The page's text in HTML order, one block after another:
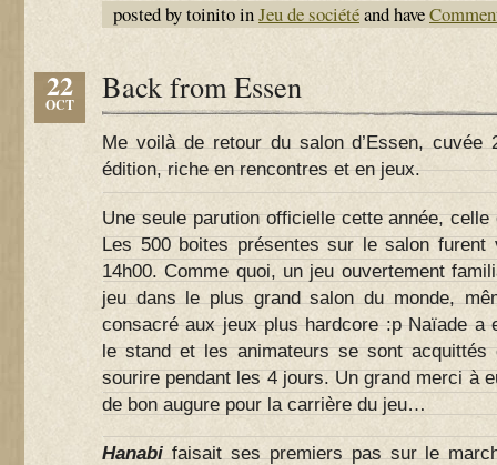
posted by toinito inJeu de sociétéand have
22
OCT Back from Essen
Me voilà de retour du salon d’Essen, cuvée
édition, riche en rencontres et en jeux.
Une seule parution officielle cette année,
Les 500 boites présentes sur le salon furent
14h00. Comme quoi, un jeu ouvertement
jeu dans le plus grand salon du monde,
consacré aux jeux plus hardcore :p Naïade a
le stand et les animateurs se sont
sourire pendant les 4 jours. Un grand merci à
de bon augure pour la carrière du jeu…
Hanabifaisait ses premiers pas sur le